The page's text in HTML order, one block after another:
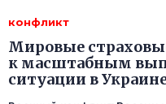
конфликт
Мировые
к масштабным
ситуации в